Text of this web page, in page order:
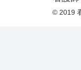
© 2019